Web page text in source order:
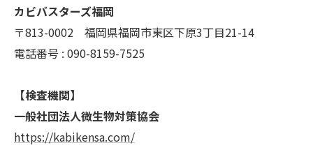
カビバスターズ福岡
〒813-0002 福岡県福岡市東区下原3丁目21-14
電話番号 : 090-8159-7525
【検査機関】
一般社団法人微生物対策協会
https://kabikensa.com/